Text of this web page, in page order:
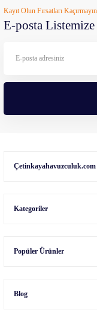
Ürün açıklamasında eksik
Ürün fiyatı diğer sitelerden
Kayıt Olun Fırsatları Kaçırmayın
E-posta
Çetinkayahavuzculuk.com
Kategoriler
Popüler Ürünler
Blog